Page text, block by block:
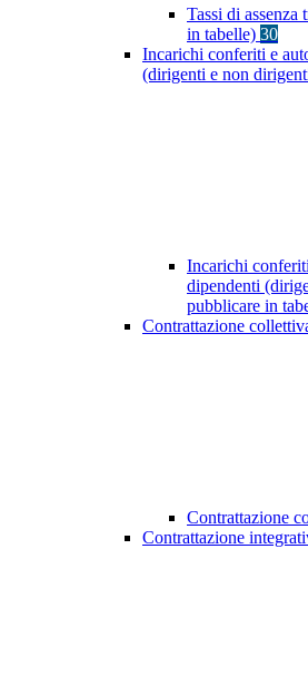
Tassi di assenza
in tabelle) 30
Incarichi conferiti e
(dirigenti e non
Incarichi
dipendenti
pubblicare in
Contrattazione
Contrattazione
Contrattazione